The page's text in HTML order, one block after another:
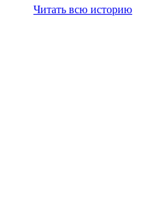
Читать всю историю